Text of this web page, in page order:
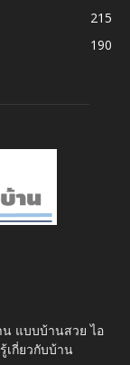
215
190
น แบบบ้านสวย ไอ
เกี่ยวกับบ้าน